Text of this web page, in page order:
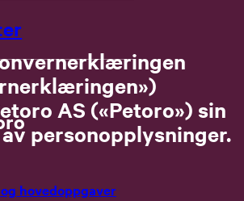
hovedoppgaver
AS («Petoro») sin
personopplysninger.